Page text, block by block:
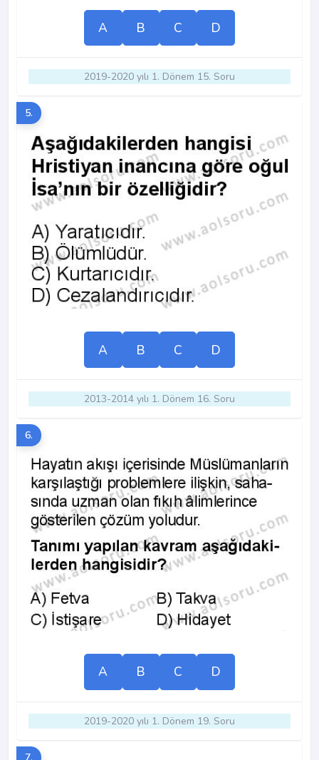
A B C D
2019-2020 yılı 1. Dönem 15. Soru
5.
A B C D
2013-2014 yılı 1. Dönem 16. Soru
6.
A B C D
2019-2020 yılı 1. Dönem 19. Soru
7.